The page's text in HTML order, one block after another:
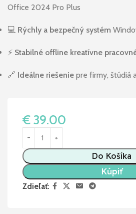
Office 2024 Pro Plus
💻 Rýchly a bezpečný systém
⚡ Stabilné offline kreatívne
🔗 Ideálne riešenie pre firmy, štúdiá
€ 39.00
Do Košíka
Kúpiť
Zdieľať: